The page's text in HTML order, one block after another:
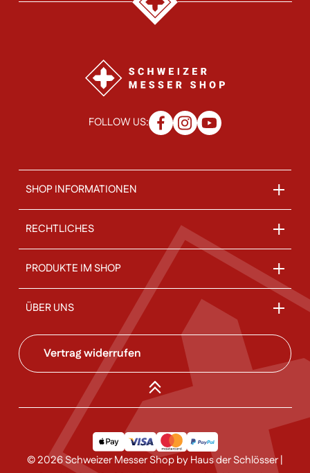
FOLLOW US:
SHOP INFORMATIONEN
RECHTLICHES
PRODUKTE IM SHOP
ÜBER UNS
Vertrag widerrufen
© 2026 Schweizer Messer Shop by Haus der Schlösser |